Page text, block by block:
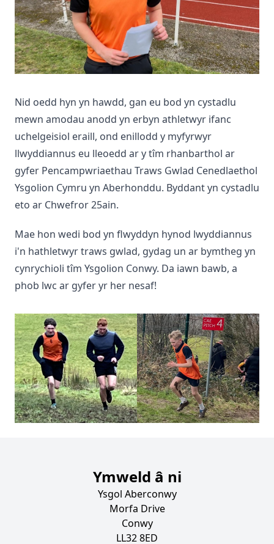
Nid oedd hyn yn hawdd, gan eu bod yn cystadlu
mewn amodau anodd yn erbyn athletwyr ifanc
uchelgeisiol eraill, ond enillodd y myfyrwyr
llwyddiannus eu lleoedd ar y tîm rhanbarthol ar
gyfer Pencampwriaethau Traws Gwlad Cenedlaethol
Ysgolion Cymru yn Aberhonddu. Byddant yn cystadlu
eto ar Chwefror 25ain.
Mae hon wedi bod yn flwyddyn hynod lwyddiannus
i'n hathletwyr traws gwlad, gydag un ar bymtheg yn
cynrychioli tîm Ysgolion Conwy. Da iawn bawb, a
phob lwc ar gyfer yr her nesaf!
Ymweld â ni
Ysgol Aberconwy
Morfa Drive
Conwy
LL32 8ED